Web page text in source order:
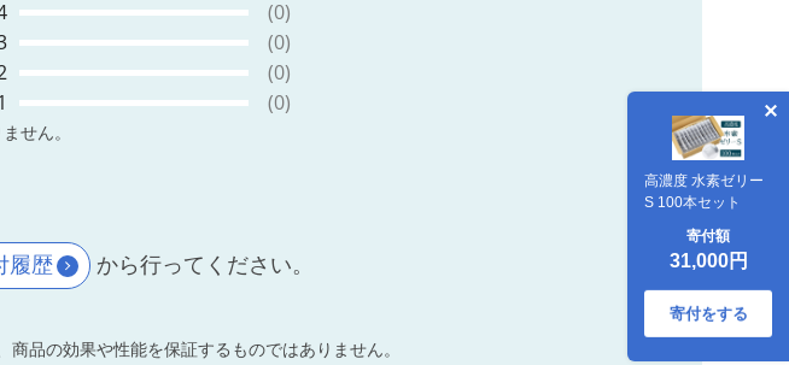
高濃度 水素ゼリー
S 100本セット
寄付額
31,000円
寄付をする
(0)
(0)
(0)
(0)
せん。
履歴 から行ってください。
品の効果や性能を保証するものではありません。